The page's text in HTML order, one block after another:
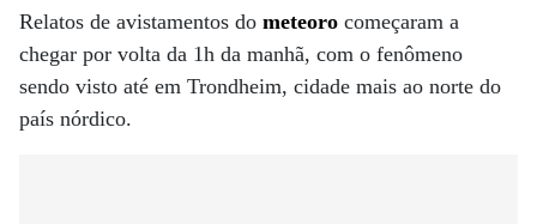
Relatos de avistamentos do meteoro começaram a
chegar por volta da 1h da manhã, com o fenômeno
sendo visto até em Trondheim, cidade mais ao norte do
país nórdico.